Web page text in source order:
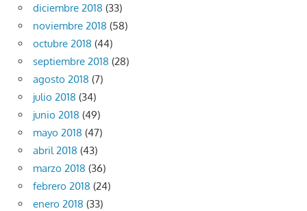
diciembre 2018 (33)
noviembre 2018 (58)
octubre 2018 (44)
septiembre 2018 (28)
agosto 2018 (7)
julio 2018 (34)
junio 2018 (49)
mayo 2018 (47)
abril 2018 (43)
marzo 2018 (36)
febrero 2018 (24)
enero 2018 (33)